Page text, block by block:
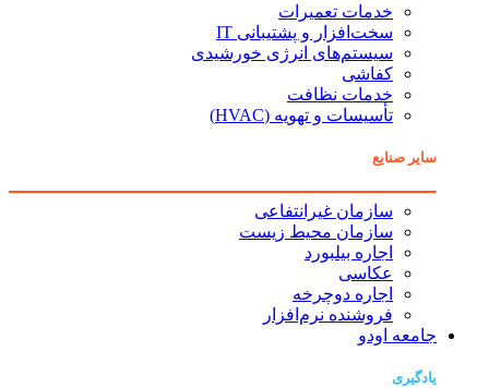
خدمات تعمیرات
سخت‌افزار و پشتیبانی IT
سیستم‌های انرژی خورشیدی
کفاشی
خدمات نظافت
تأسیسات و تهویه (HVAC)
سایر صنایع
سازمان غیرانتفاعی
سازمان محیط زیست
اجاره بیلبورد
عکاسی
اجاره دوچرخه
فروشنده نرم‌افزار
جامعه اودو
یادگیری